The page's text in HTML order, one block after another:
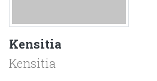
Kensitia
Kensitia